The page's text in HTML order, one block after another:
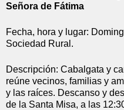
Señora de Fátima
Fecha, hora y lugar:
Sociedad Rural.
Descripción: Cabalgata y
reúne vecinos, familias y
y las raíces. Descanso y
de la Santa Misa, a las